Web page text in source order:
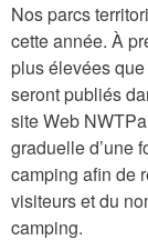
Nos parcs
cette année. À
plus élevées
seront publiés
site Web
graduelle d’une
camping afin de
visiteurs et du
camping.